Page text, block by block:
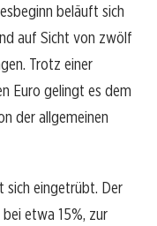
beläuft sich
auf Sicht von zwölf
Trotz einer
Euro gelingt es dem
der allgemeinen
sich eingetrübt. Der
etwa 15%, zur